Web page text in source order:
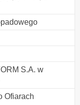
S.A. w
Ofiarach